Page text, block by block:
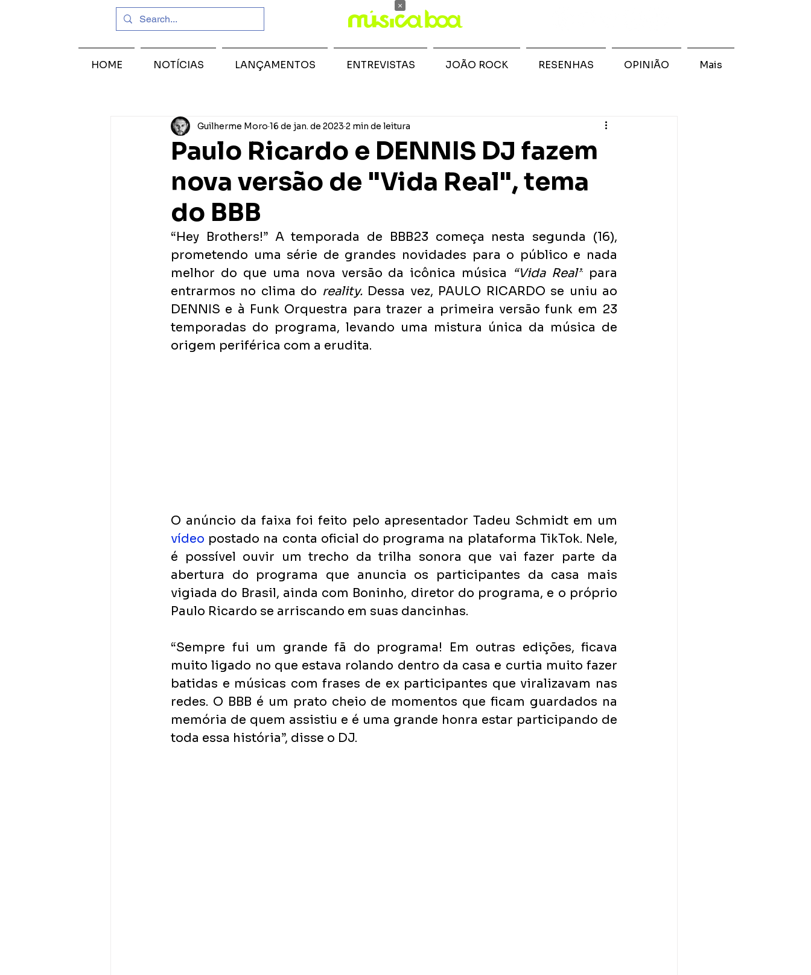
Paulo Ricardo e DENNIS DJ fazem
nova versão de "Vida Real", tema
do BBB
Guilherme Moro 16 de jan. de 2023 2 min de leitura
“Hey Brothers!” A temporada de BBB23 começa nesta segunda (16),
prometendo uma série de grandes novidades para o público e nada
melhor do que uma nova versão da icônica música “Vida Real” para
entrarmos no clima do reality. Dessa vez, PAULO RICARDO se uniu ao
DENNIS e à Funk Orquestra para trazer a primeira versão funk em 23
temporadas do programa, levando uma mistura única da música de
origem periférica com a erudita.
O anúncio da faixa foi feito pelo apresentador Tadeu Schmidt em um
vídeo postado na conta oficial do programa na plataforma TikTok. Nele,
é possível ouvir um trecho da trilha sonora que vai fazer parte da
abertura do programa que anuncia os participantes da casa mais
vigiada do Brasil, ainda com Boninho, diretor do programa, e o próprio
Paulo Ricardo se arriscando em suas dancinhas.
“Sempre fui um grande fã do programa! Em outras edições, ficava
muito ligado no que estava rolando dentro da casa e curtia muito fazer
batidas e músicas com frases de ex participantes que viralizavam nas
redes. O BBB é um prato cheio de momentos que ficam guardados na
memória de quem assistiu e é uma grande honra estar participando de
toda essa história”, disse o DJ.
HOME NOTÍCIAS LANÇAMENTOS ENTREVISTAS JOÃO ROCK RESENHAS OPINIÃO Mais
×